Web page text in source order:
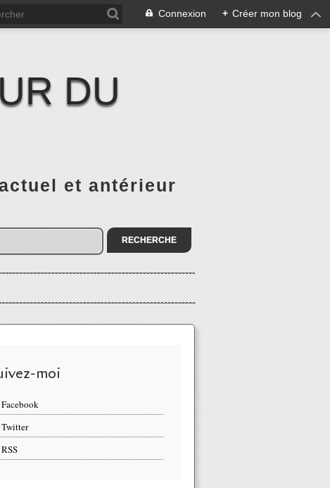
Connexion + Créer mon blog
DU
actuel et antérieur
moi
Facebook
Twitter
RSS